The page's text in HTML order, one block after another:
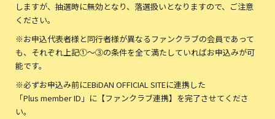
しますが、抽選時に無効となり、落選扱いとなりますので、ご注意
ください。
※お申込代表者様と同行者様が異なるファンクラブの会員であって
も、それぞれ上記①〜③の条件を全て満たしていればお申込みが可
能です。
※必ずお申込み前にEBiDAN OFFICIAL SITEに連携した
「Plus member ID」に【ファンクラブ連携】を完了させてくださ
い。